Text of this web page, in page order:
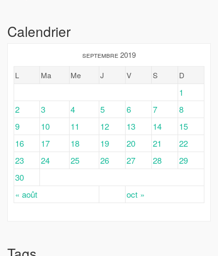
Calendrier
septembre 2019
L
Ma Me J V S D
« août oct »
1
2
3 4 5 6 7
8
9
10 11 12 13 14
15
16
17 18 19 20 21
22
23
24 25 26 27 28
29
30